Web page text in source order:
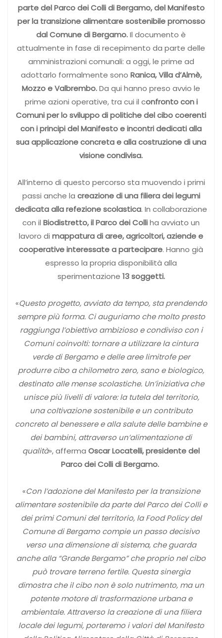
parte del Parco dei Colli di Bergamo, del Manifesto
per la transizione alimentare sostenibile promosso
dal Comune di Bergamo.Il documento è
attualmente in fase di recepimento da parte delle
amministrazioni comunali: a oggi, le prime ad
adottarlo formalmente sono Ranica, Villa d’Almè,
Mozzo e Valbrembo.Da qui hanno preso avvio le
prime azioni operative, tra cui il confronto con i
Comuni per lo sviluppo di politiche del cibo coerenti
con i principi del Manifesto e incontri dedicati alla
sua applicazione concreta e alla costruzione di una
visione condivisa.
All’interno di questo percorso sta muovendo i primi
passi anche la creazione di una filiera dei legumi
dedicata alla refezione scolastica. In collaborazione
con il Biodistretto, il Parco dei Colliha avviato un
lavoro di mappatura di aree, agricoltori, aziende e
cooperative interessate a partecipare. Hanno già
espresso la propria disponibilità alla
sperimentazione 13 soggetti.
«Questo progetto, avviato da tempo, sta prendendo
sempre più forma. Ci auguriamo che molto presto
raggiunga l’obiettivo ambizioso e condiviso con i
Comuni coinvolti: tornare a utilizzare la cintura
verde di Bergamo e delle aree limitrofe per
produrre cibo a chilometro zero, sano e biologico,
destinato alle mense scolastiche. Un’iniziativa che
unisce più livelli di valore: la tutela del territorio,
una coltivazione sostenibile e un contributo
concreto al benessere e alla salute delle bambine e
dei bambini, attraverso un’alimentazione di
qualità», afferma Oscar Locatelli, presidente del
Parco dei Colli di Bergamo.
«Con l’adozione del Manifesto per la transizione
alimentare sostenibile da parte del Parco dei Colli e
dei primi Comuni del territorio, la Food Policy del
Comune di Bergamo compie un passo decisivo
verso una dimensione di sistema, che guarda
anche alla “Grande Bergamo” che proprio nel cibo
può trovare terreno fertile. Questa sinergia
dimostra che il cibo non è solo nutrimento, ma un
potente motore di trasformazione urbana e
ambientale. Attraverso la creazione di una filiera
locale dei legumi, porteremo i valori del Manifesto